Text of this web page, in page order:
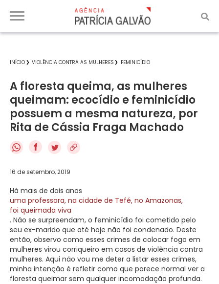
INÍCIO VIOLÊNCIA CONTRA AS MULHERES FEMINICÍDIO
A floresta queima, as mulheres
queimam: ecocídio e feminicídio
possuem a mesma natureza, por
Rita de Cássia Fraga Machado
f
16 de setembro, 2019
Há mais de dois anos
uma professora, na cidade de Tefé, no Amazonas,
foi queimada viva
. Não se surpreendam, o feminicídio foi cometido pelo
seu ex-marido que até hoje não foi condenado. Deste
então, observo como esses crimes de colocar fogo em
mulheres virou corriqueiro em casos de violência contra
mulheres. Aqui não vou me deter a listar esses crimes,
minha intenção é refletir como que parece normal ver a
floresta queimar sem qualquer incomodação profunda.